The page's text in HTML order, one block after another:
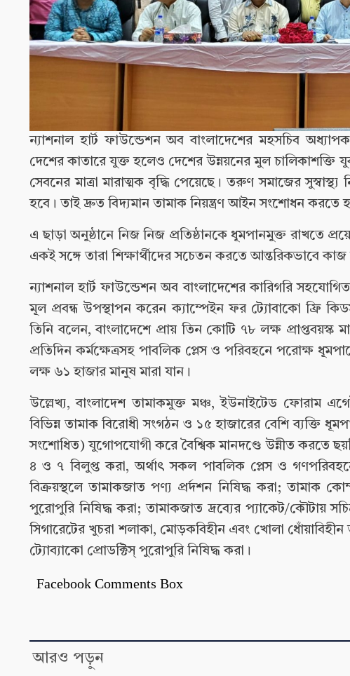
ন্যাশনাল হার্ট ফাউন্ডেশন অব বাংলাদেশের মহসচিব
দেশের কাতারে যুক্ত হলেও দেশের উন্নয়নের মুল চালিকাশক্তি
সেবনের মাত্রা মারাত্মক বৃদ্ধি পেয়েছে। তরুণ সমাজের
হবে। তাই দ্রুত বিদ্যমান তামাক নিয়ন্ত্রণ আইন সংশোধন করতে
এ ছাড়া অনুষ্ঠানে নিজ নিজ প্রতিষ্ঠানকে ধূমপানমুক্ত রাখতে
একই সঙ্গে তারা শিক্ষার্থীদের সচেতন করতে আন্তরিকভাবে
ন্যাশনাল হার্ট ফাউন্ডেশন অব বাংলাদেশের কারিগরি
মূল প্রবন্ধ উপস্থাপন করেন ক্যাম্পেইন ফর ট্যোবাকো ফ্রি
তিনি বলেন, বাংলাদেশে প্রায় তিন কোটি ৭৮ লক্ষ
প্রতিদিন কর্মক্ষেত্রসহ পাবলিক প্লেস ও পরিবহনে পরোক্ষ
লক্ষ ৬১ হাজার মানুষ মারা যান।
উল্লেখ্য, বাংলাদেশ তামাকমুক্ত মঞ্চ, ইউনাইটেড ফোরাম
বিভিন্ন তামাক বিরোধী সংগঠন ও ১৫ হাজারের বেশি ব্যক্তি
সংশোধিত) যুগোপযোগী করে বৈশ্বিক মানদণ্ডে উন্নীত করতে
৪ ও ৭ বিলুপ্ত করা, অর্থাৎ সকল পাবলিক প্লেস ও গণপরিবহনে
বিক্রয়স্থলে তামাকজাত পণ্য প্রর্দশন নিষিদ্ধ করা; তামাক
পুরোপুরি নিষিদ্ধ করা; তামাকজাত দ্রব্যের প্যাকেট/কৌটায়
সিগারেটের খুচরা শলাকা, মোড়কবিহীন এবং খোলা ধোঁয়াবিহীন
ট্যোব্যাকো প্রোডক্টিস্ পুরোপুরি নিষিদ্ধ করা।
Facebook Comments Box
আরও পড়ুন